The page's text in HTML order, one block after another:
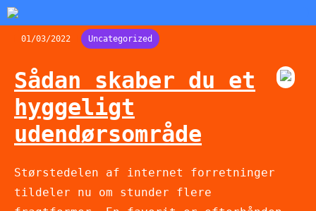
01/03/2022 Uncategorized
Sådan skaber du et
hyggeligt
udendørsområde
Størstedelen af internet forretninger
tildeler nu om stunder flere